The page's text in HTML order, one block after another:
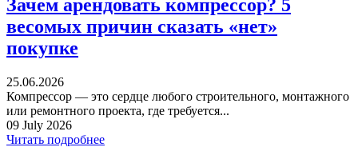
Зачем арендовать компрессор? 5
весомых причин сказать «нет»
покупке
25.06.2026
Компрессор — это сердце любого строительного, монтажного
или ремонтного проекта, где требуется...
09 July 2026
Читать подробнее